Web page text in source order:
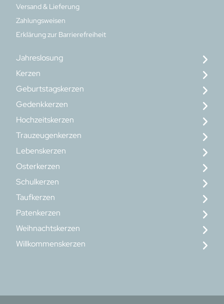
Versand & Lieferung
Zahlungsweisen
Erklärung zur Barrierefreiheit
Jahreslosung
Kerzen
Geburtstagskerzen
Gedenkkerzen
Hochzeitskerzen
Trauzeugenkerzen
Lebenskerzen
Osterkerzen
Schulkerzen
Taufkerzen
Patenkerzen
Weihnachtskerzen
Willkommenskerzen